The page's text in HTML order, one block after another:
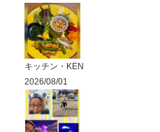
キッチン・KEN
2026/08/01